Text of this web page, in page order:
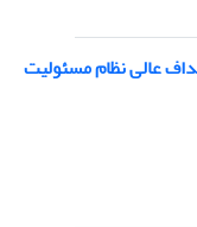
عالی نظام مسئولیت